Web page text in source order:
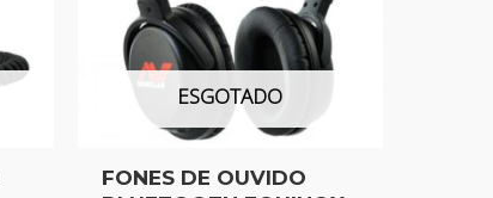
ESGOTADO
FONES DE OUVIDO